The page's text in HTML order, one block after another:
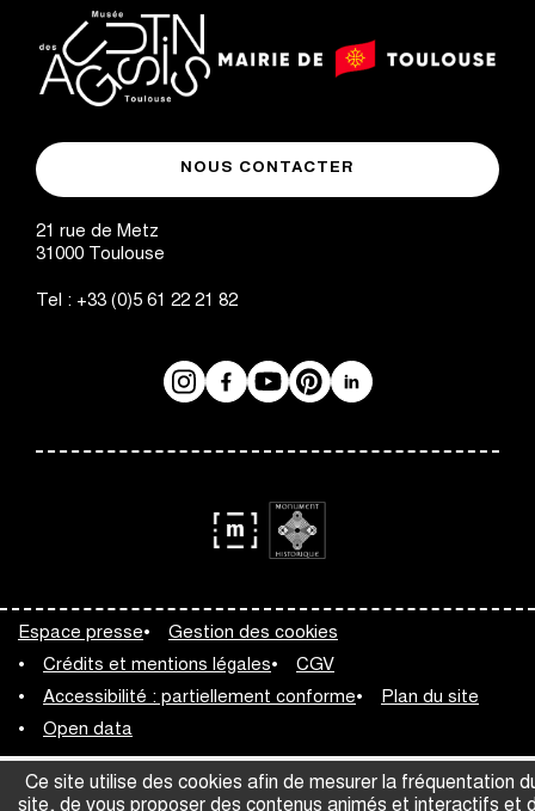
Ce site utilise des cookies afin de mesurer la fréquentation
site, de vous proposer des contenus animés et interactifs et
musée
des
de
NOUS CONTACTER
21 rue de Metz
31000
Toulouse
Tel : +33 (0)5 61 22 21 82
Réseaux
InstagramFacebookYouTubePinterestLinkedIn
Musée
de
France
Monument
Historique
Espace presse
Gestion des cookies
Crédits et mentions légales
CGV
Accessibilité : partiellement conforme
Plan du site
Open data